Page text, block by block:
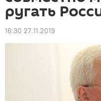
ругать
16:30 27.11.2019